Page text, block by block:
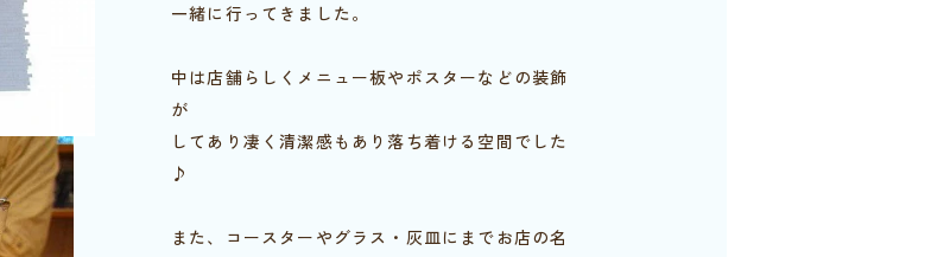
一緒に行ってきました。
中は店舗らしくメニュー板やポスターなどの装飾
が
してあり凄く清潔感もあり落ち着ける空間でした
♪
また、コースターやグラス・灰皿にまでお店の名